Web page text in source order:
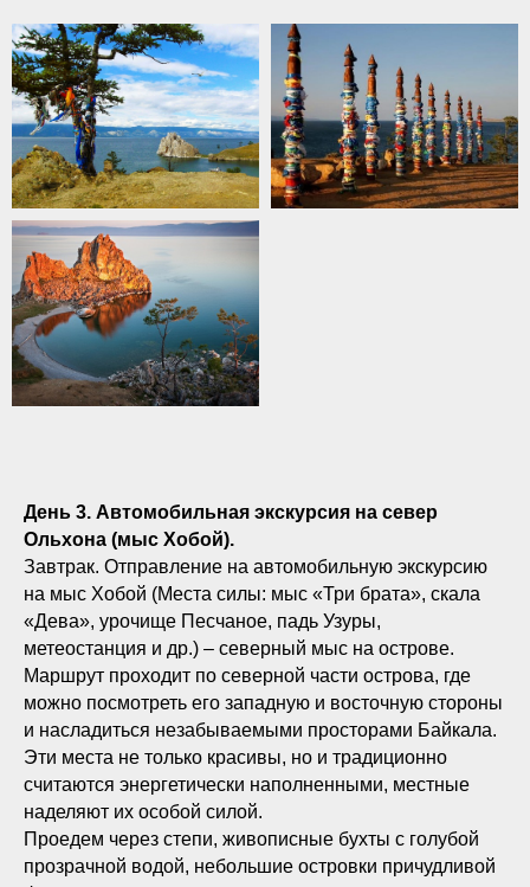
День 3. Автомобильная экскурсия на север
Ольхона (мыс Хобой).
Завтрак. Отправление на автомобильную экскурсию
на мыс Хобой (Места силы: мыс «Три брата», скала
«Дева», урочище Песчаное, падь Узуры,
метеостанция и др.) – северный мыс на острове.
Маршрут проходит по северной части острова, где
можно посмотреть его западную и восточную стороны
и насладиться незабываемыми просторами Байкала.
Эти места не только красивы, но и традиционно
считаются энергетически наполненными, местные
наделяют их особой силой.
Проедем через степи, живописные бухты с голубой
прозрачной водой, небольшие островки причудливой